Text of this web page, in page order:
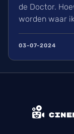
de Doctor.
worden waar
regeneratie
watch met
03-07-2024